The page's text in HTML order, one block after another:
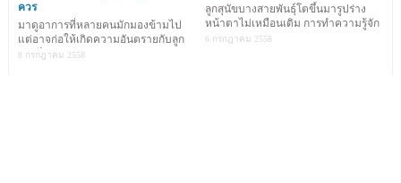
ควร
มาดูอาการที่หลายคนมักมองข้ามไป
แต่อาจก่อให้เกิดความอันตรายกับลูก
สุนัขได้
8 กรกฎาคม 2558
ลูกสุนัขบางสายพันธุ์โตขึ้นมารูปร่าง
หน้าตาไม่เหมือนเดิม การทำความรู้จัก
และศึกษาสายพันธ
6 กรกฎาคม 2558